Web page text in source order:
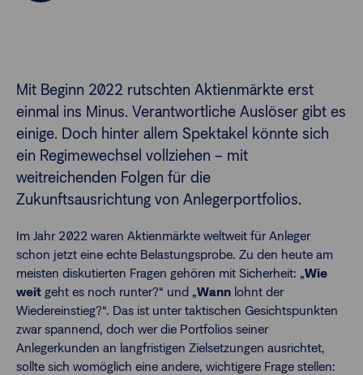
Mit Beginn 2022 rutschten Aktienmärkte erst
einmal ins Minus. Verantwortliche Auslöser gibt es
einige. Doch hinter allem Spektakel könnte sich
ein Regimewechsel vollziehen – mit
weitreichenden Folgen für die
Zukunftsausrichtung von Anlegerportfolios.
Im Jahr 2022 waren Aktienmärkte weltweit für Anleger
schon jetzt eine echte Belastungsprobe. Zu den heute am
meisten diskutierten Fragen gehören mit Sicherheit: „Wie
weit geht es noch runter?“ und „Wann lohnt der
Wiedereinstieg?“. Das ist unter taktischen Gesichtspunkten
zwar spannend, doch wer die Portfolios seiner
Anlegerkunden an langfristigen Zielsetzungen ausrichtet,
sollte sich womöglich eine andere, wichtigere Frage stellen: